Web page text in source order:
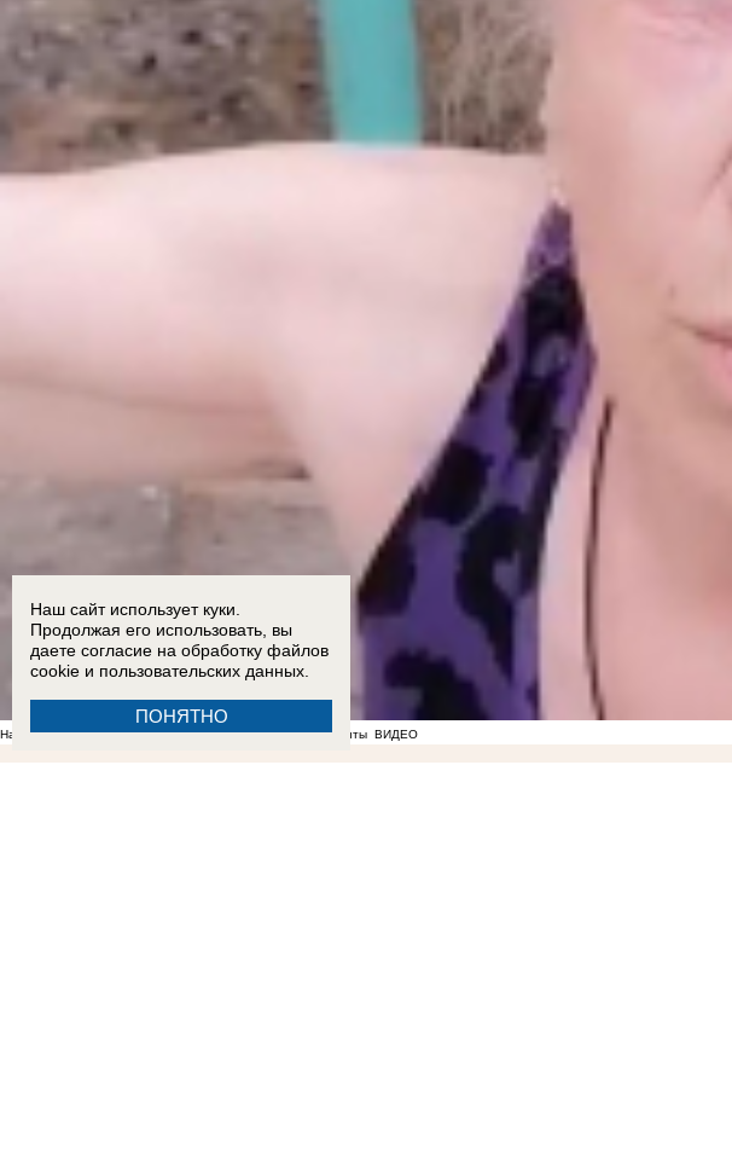
На фоне отсутствия воды в Мелитополе появились спекулянты ВИДЕО
Наш сайт использует куки.
Продолжая его использовать, вы
даете согласие на обработку файлов
cookie и пользовательских данных.
ПОНЯТНО